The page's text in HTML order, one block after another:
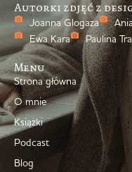
Autorki zdjęć z
Joanna Glogaza
Ewa Kara
Paulina
Menu
Strona główna
O mnie
Książki
Podcast
Blog